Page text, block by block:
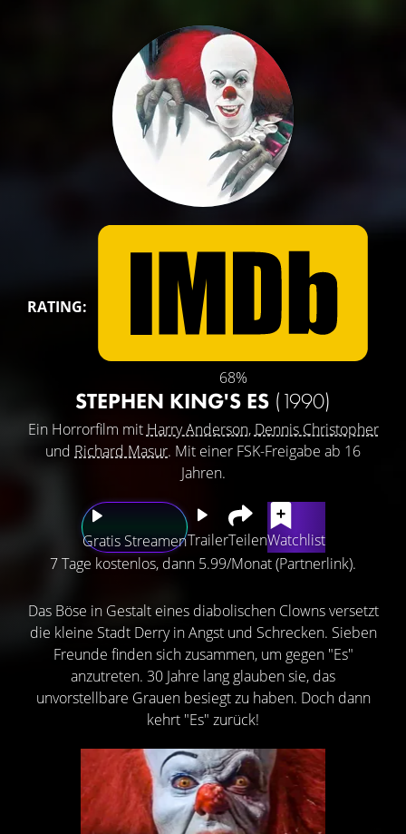
RATING:
68%
STEPHEN KING'S ES (1990)
Ein Horrorfilm mit Harry Anderson, Dennis Christopher
und Richard Masur. Mit einer FSK-Freigabe ab 16
Jahren.
Gratis StreamenTrailerTeilenWatchlist
7 Tage kostenlos, dann 5.99/Monat (Partnerlink).
Das Böse in Gestalt eines diabolischen Clowns versetzt
die kleine Stadt Derry in Angst und Schrecken. Sieben
Freunde finden sich zusammen, um gegen "Es"
anzutreten. 30 Jahre lang glauben sie, das
unvorstellbare Grauen besiegt zu haben. Doch dann
kehrt "Es" zurück!